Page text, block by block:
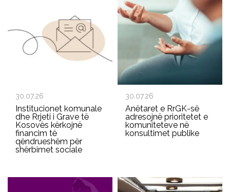
30.07.26
Institucionet komunale
dhe Rrjeti i Grave të
Kosovës kërkojnë
financim të
qëndrueshëm për
shërbimet sociale
30.07.26
Anëtaret e RrGK-së
adresojnë prioritetet e
komuniteteve në
konsultimet publike